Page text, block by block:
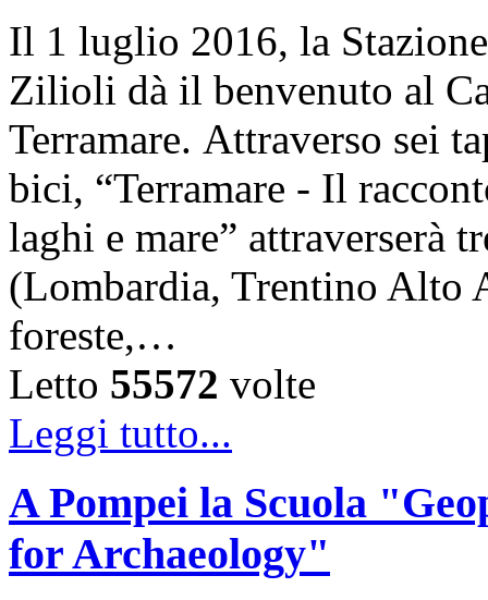
Il 1 luglio 2016, la
Zilioli dà il benvenuto al
Terramare. Attraverso sei
bici, “Terramare - Il
laghi e mare” attraverserà
(Lombardia, Trentino Alto
foreste,…
Letto 55572 volte
Leggi tutto...
A Pompei la Scuola
for Archaeology"